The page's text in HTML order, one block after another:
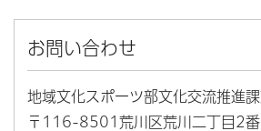
お問い合わせ
地域文化スポーツ部文化交流推進
〒116-8501荒川区荒川二丁目2